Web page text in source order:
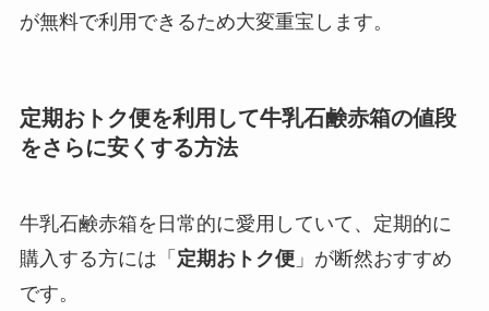
が無料で利用できるため大変重宝します。
定期おトク便を利用して牛乳石鹸赤箱の値段
をさらに安くする方法
牛乳石鹸赤箱を日常的に愛用していて、定期的に
購入する方には「 定期おトク便」が断然おすすめ
です。